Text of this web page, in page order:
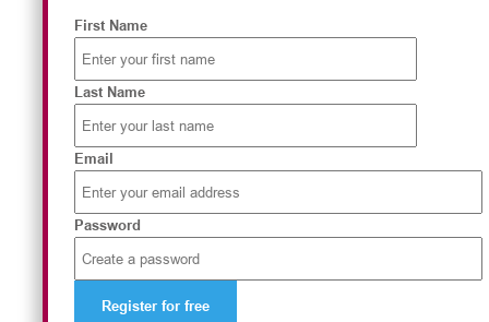
First Name
Last Name
Email
Password